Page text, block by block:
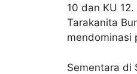
10 dan KU
Tarakanita
mendominasi
Sementara di